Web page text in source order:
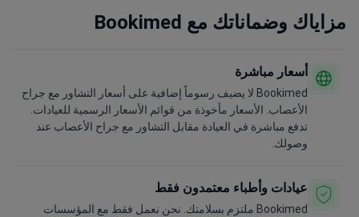
مزاياك وضماناتك مع Bookimed
أسعار مباشرة
Bookimed لا يضيف رسوماً إضافية على أسعار التشاور مع جراح
الأعصاب. الأسعار مأخوذة من قوائم الأسعار الرسمية للعيادات.
تدفع مباشرة في العيادة مقابل التشاور مع جراح الأعصاب عند
وصولك.
عيادات وأطباء معتمدون فقط
Bookimed ملتزم بسلامتك. نحن نعمل فقط مع المؤسسات